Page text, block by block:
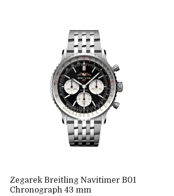
Zegarek Breitling Navitimer B01
Chronograph 43 mm